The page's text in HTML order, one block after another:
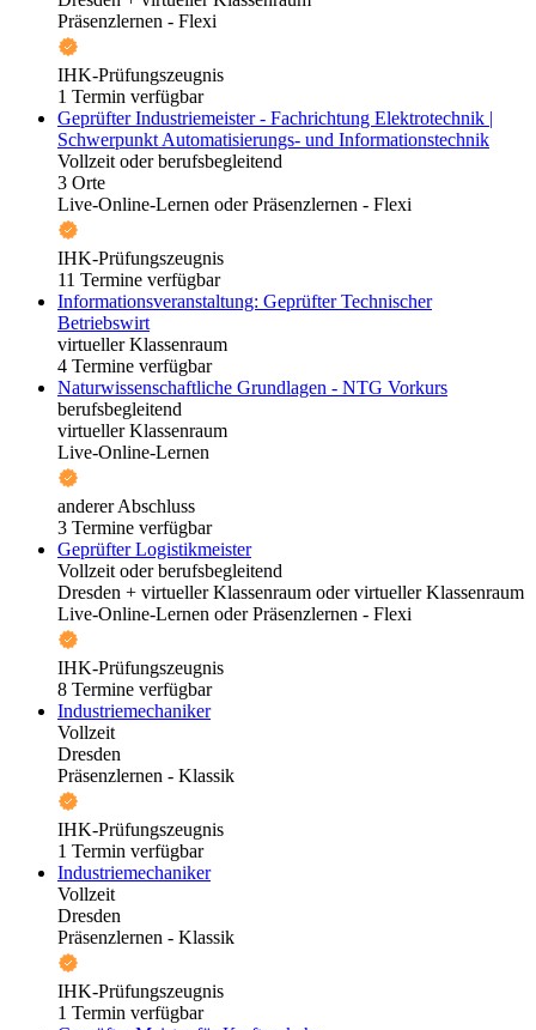
Präsenzlernen - Flexi
IHK-Prüfungszeugnis
1 Termin verfügbar
Geprüfter Industriemeister - Fachrichtung Elektrotechnik |
Schwerpunkt Automatisierungs- und Informationstechnik
Vollzeit oder berufsbegleitend
3 Orte
Live-Online-Lernen oder Präsenzlernen - Flexi
IHK-Prüfungszeugnis
11 Termine verfügbar
Informationsveranstaltung: Geprüfter Technischer
Betriebswirt
virtueller Klassenraum
4 Termine verfügbar
Naturwissenschaftliche Grundlagen - NTG Vorkurs
berufsbegleitend
virtueller Klassenraum
Live-Online-Lernen
anderer Abschluss
3 Termine verfügbar
Geprüfter Logistikmeister
Vollzeit oder berufsbegleitend
Dresden + virtueller Klassenraum oder virtueller Klassenraum
Live-Online-Lernen oder Präsenzlernen - Flexi
IHK-Prüfungszeugnis
8 Termine verfügbar
Industriemechaniker
Vollzeit
Dresden
Präsenzlernen - Klassik
IHK-Prüfungszeugnis
1 Termin verfügbar
Industriemechaniker
Vollzeit
Dresden
Präsenzlernen - Klassik
IHK-Prüfungszeugnis
1 Termin verfügbar